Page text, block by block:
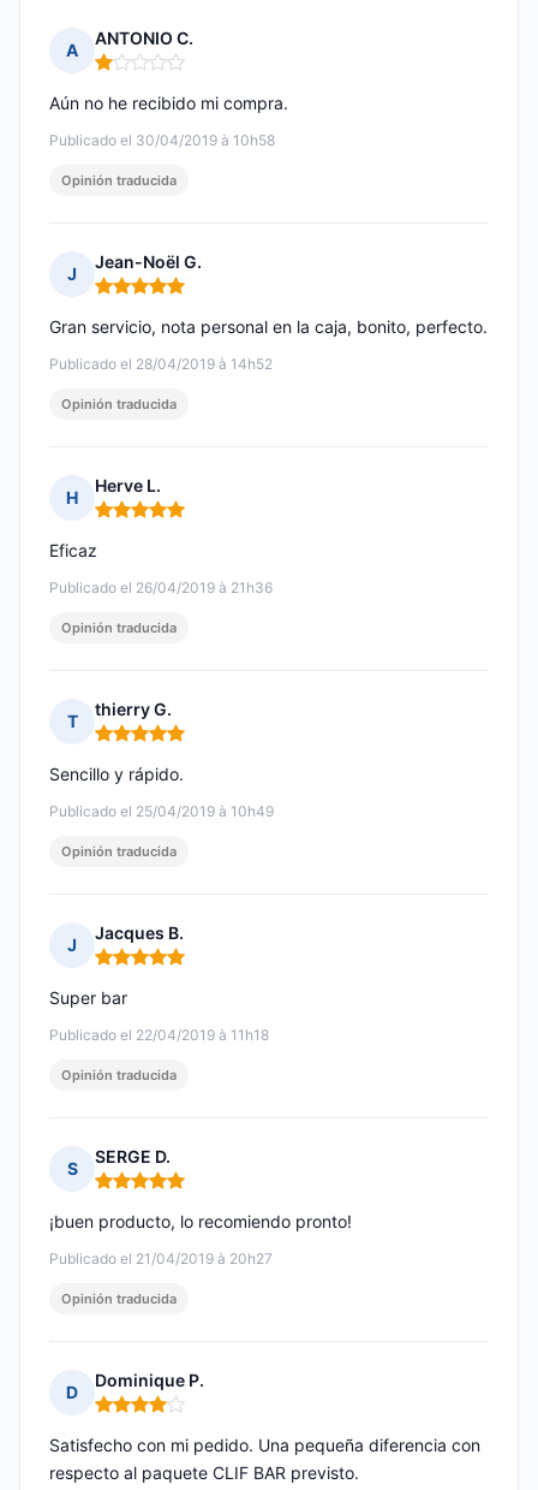
A
ANTONIO C.
Nota: 1 de 5
Publicado el 30/04/2019 à 10h58
Aún no he recibido mi compra.
Opinión traducida
J
Jean-Noël G.
Nota: 5 de 5
Publicado el 28/04/2019 à 14h52
Gran servicio, nota personal en la caja, bonito, perfecto.
Opinión traducida
H
Herve L.
Nota: 5 de 5
Publicado el 26/04/2019 à 21h36
Eficaz
Opinión traducida
T
thierry G.
Nota: 5 de 5
Publicado el 25/04/2019 à 10h49
Sencillo y rápido.
Opinión traducida
J
Jacques B.
Nota: 5 de 5
Publicado el 22/04/2019 à 11h18
Super bar
Opinión traducida
S
SERGE D.
Nota: 5 de 5
Publicado el 21/04/2019 à 20h27
¡buen producto, lo recomiendo pronto!
Opinión traducida
D
Dominique P.
Nota: 4 de 5
Satisfecho con mi pedido. Una pequeña diferencia con
respecto al paquete CLIF BAR previsto.